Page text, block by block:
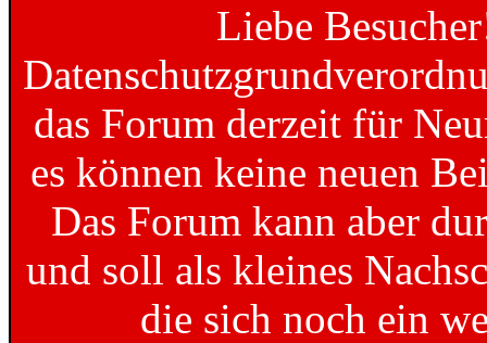
Liebe
das Forum derzeit für
es können keine neuen
Das Forum kann aber
und soll als kleines
die sich noch ein